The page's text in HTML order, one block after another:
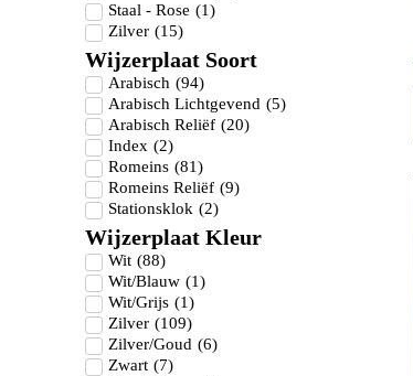
Staal - Rose (1)
Zilver (15)
Wijzerplaat Soort
Arabisch (94)
Arabisch Lichtgevend (5)
Arabisch Reliëf (20)
Index (2)
Romeins (81)
Romeins Reliëf (9)
Stationsklok (2)
Wijzerplaat Kleur
Wit (88)
Wit/Blauw (1)
Wit/Grijs (1)
Zilver (109)
Zilver/Goud (6)
Zwart (7)